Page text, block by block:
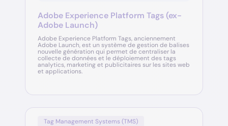
Adobe Experience Platform Tags (ex-
Adobe Launch)
Adobe Experience Platform Tags, anciennement
Adobe Launch, est un système de gestion de balises
nouvelle génération qui permet de centraliser la
collecte de données et le déploiement des tags
analytics, marketing et publicitaires sur les sites web
et applications.
Tag Management Systems (TMS)